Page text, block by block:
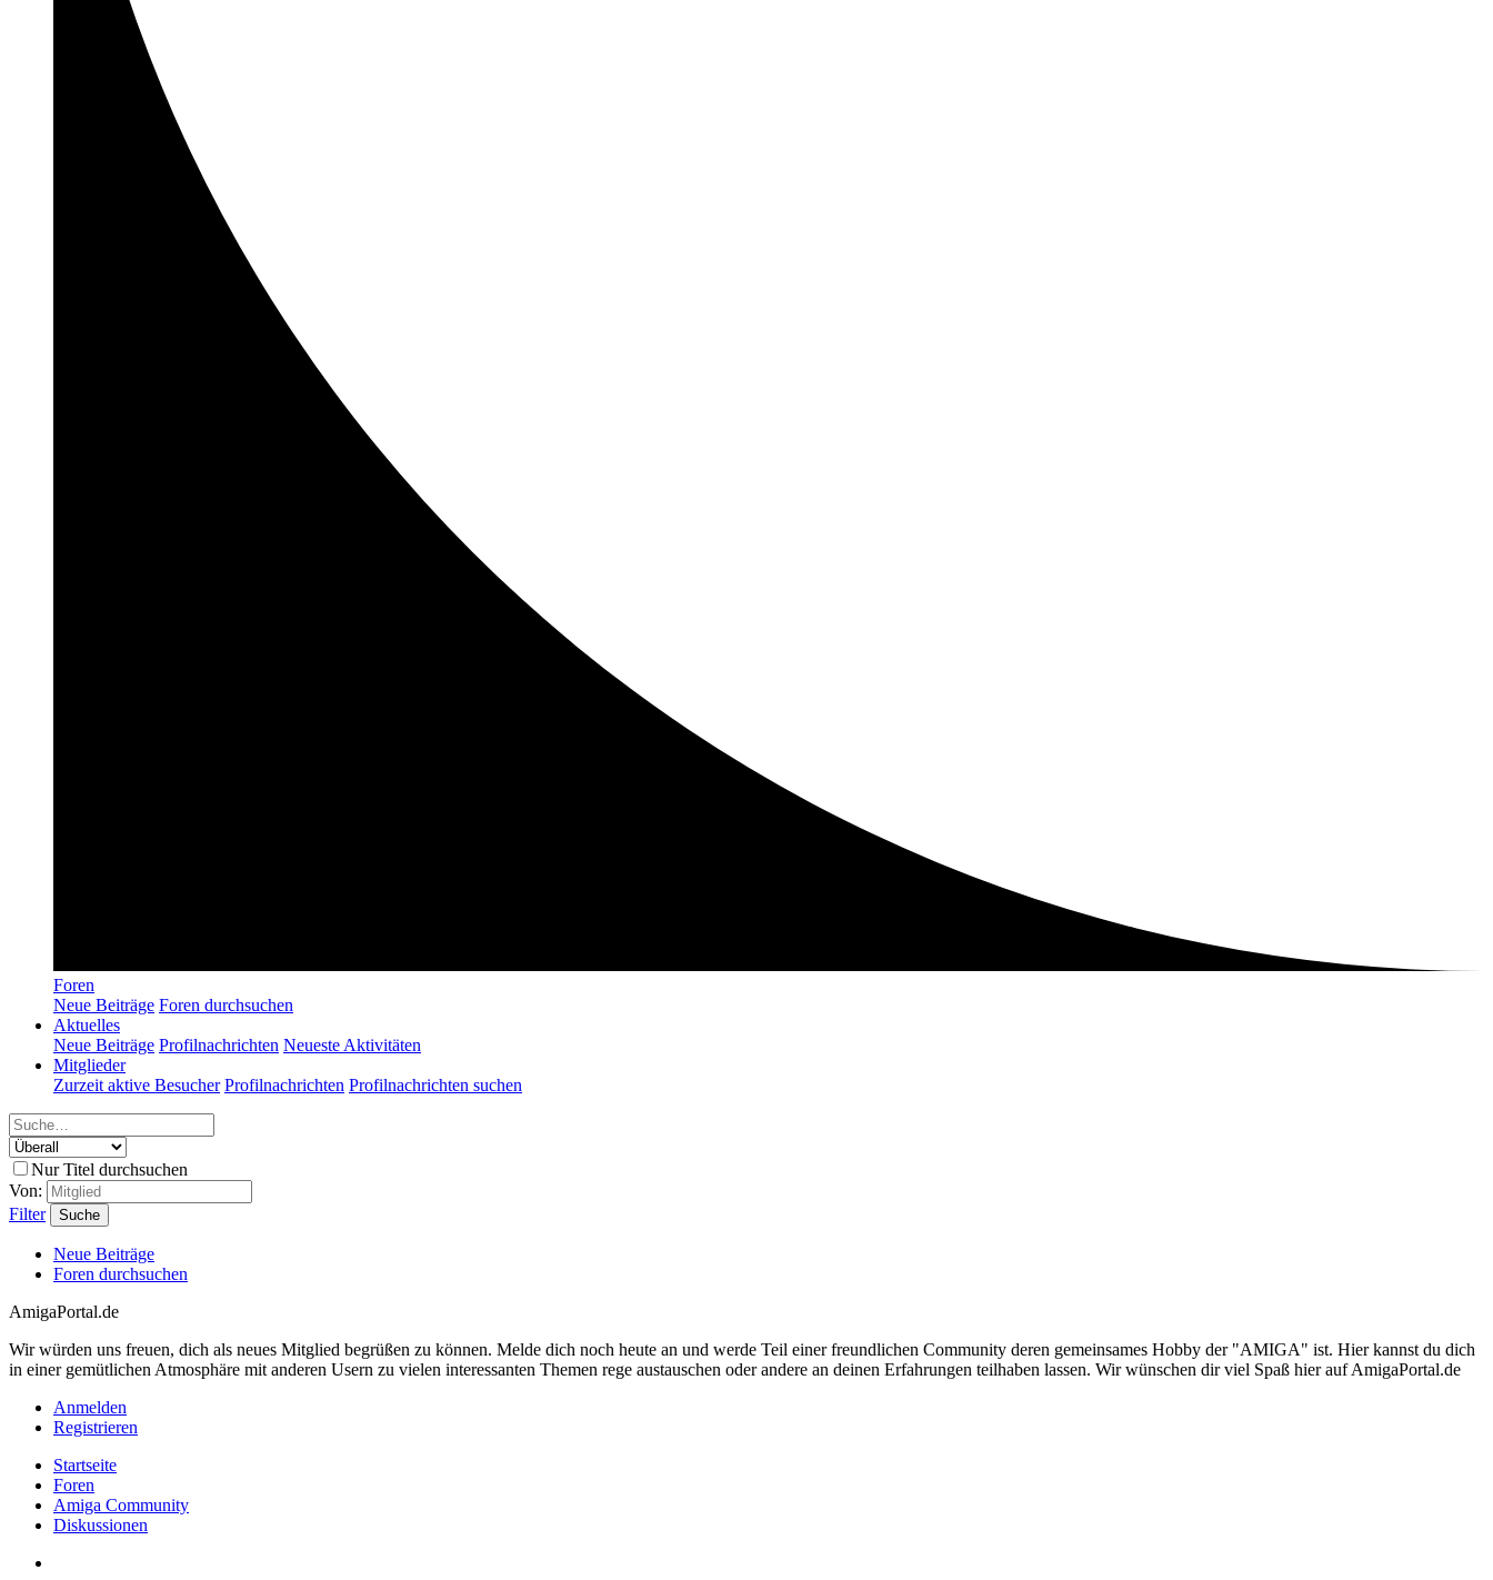
Foren
Neue Beiträge Foren durchsuchen
Aktuelles
Neue Beiträge Profilnachrichten Neueste Aktivitäten
Mitglieder
Zurzeit aktive Besucher Profilnachrichten Profilnachrichten suchen
Nur Titel durchsuchen
Von:
Filter
Suche
Neue Beiträge
Foren durchsuchen
AmigaPortal.de
Wir würden uns freuen, dich als neues Mitglied begrüßen zu können. Melde dich noch heute an und werde Teil einer freundlichen Community deren gemeinsames Hobby der "AMIGA" ist. Hier kannst du dich
in einer gemütlichen Atmosphäre mit anderen Usern zu vielen interessanten Themen rege austauschen oder andere an deinen Erfahrungen teilhaben lassen. Wir wünschen dir viel Spaß hier auf AmigaPortal.de
Anmelden
Registrieren
Startseite
Foren
Amiga Community
Diskussionen